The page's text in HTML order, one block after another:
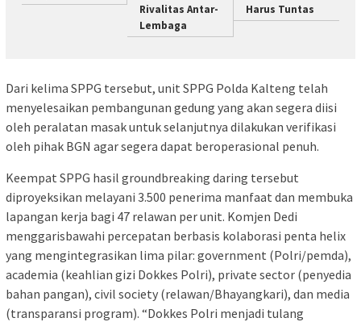
Rivalitas Antar-
Lembaga
Harus Tuntas
Dari kelima SPPG tersebut, unit SPPG Polda Kalteng telah
menyelesaikan pembangunan gedung yang akan segera diisi
oleh peralatan masak untuk selanjutnya dilakukan verifikasi
oleh pihak BGN agar segera dapat beroperasional penuh.
Keempat SPPG hasil groundbreaking daring tersebut
diproyeksikan melayani 3.500 penerima manfaat dan membuka
lapangan kerja bagi 47 relawan per unit. Komjen Dedi
menggarisbawahi percepatan berbasis kolaborasi penta helix
yang mengintegrasikan lima pilar: government (Polri/pemda),
academia (keahlian gizi Dokkes Polri), private sector (penyedia
bahan pangan), civil society (relawan/Bhayangkari), dan media
(transparansi program). “Dokkes Polri menjadi tulang